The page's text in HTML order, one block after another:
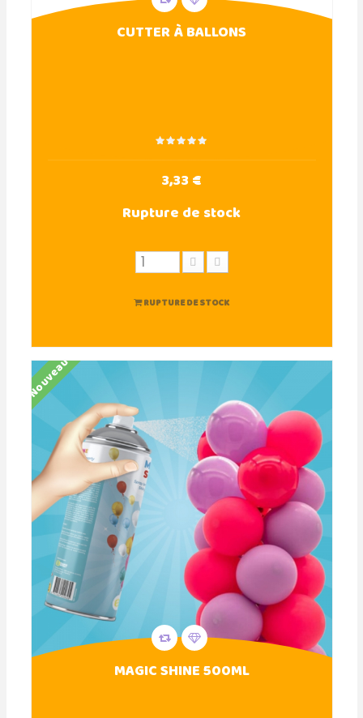
CUTTER À BALLONS
3,33 €
Rupture de stock
RUPTURE DE STOCK
Nouveau
MAGIC SHINE 500ML